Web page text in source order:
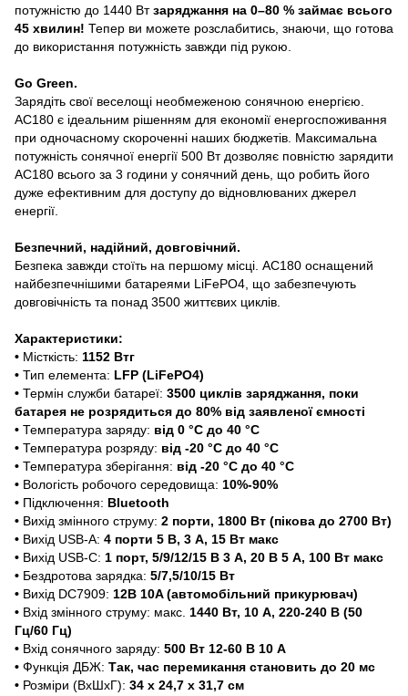
потужністю до 1440 Втзаряджання на 0–80 % займає всього
45 хвилин! Тепер ви можете розслабитись, знаючи, що готова
до використання потужність завжди під рукою.
Go Green.
Зарядіть свої веселощі необмеженою сонячною енергією.
AC180 є ідеальним рішенням для економії енергоспоживання
при одночасному скороченні наших бюджетів. Максимальна
потужність сонячної енергії 500 Вт дозволяє повністю зарядити
AC180 всього за 3 години у сонячний день, що робить його
дуже ефективним для доступу до відновлюваних джерел
енергії.
Безпечний, надійний, довговічний.
Безпека завжди стоїть на першому місці. AC180 оснащений
найбезпечнішими батареями LiFePO4, що забезпечують
довговічність та понад 3500 життєвих циклів.
Характеристики:
• Місткість: 1152 Втг
• Тип елемента: LFP (LiFePO4)
• Термін служби батареї: 3500 циклів заряджання, поки
батарея не розрядиться до 80% від заявленої ємності
• Температура заряду: від 0 °C до 40 °C
• Температура розряду: від -20 °C до 40 °C
• Температура зберігання: від -20 °C до 40 °C
• Вологість робочого середовища: 10%-90%
• Підключення: Bluetooth
• Вихід змінного струму: 2 порти, 1800 Вт (пікова до 2700 Вт)
• Вихід USB-A: 4 порти 5 В, 3 А, 15 Вт макс
• Вихід USB-C: 1 порт, 5/9/12/15 В 3 А, 20 В 5 А, 100 Вт макс
• Бездротова зарядка: 5/7,5/10/15 Вт
• Вихід DC7909: 12В 10A (автомобільний прикурювач)
• Вхід змінного струму: макс. 1440 Вт, 10 А, 220-240 В (50
Гц/60 Гц)
• Вхід сонячного заряду: 500 Вт 12-60 В 10 А
• Функція ДБЖ: Так, час перемикання становить до 20 мс
• Розміри (ВхШхГ): 34 x 24,7 x 31,7 см